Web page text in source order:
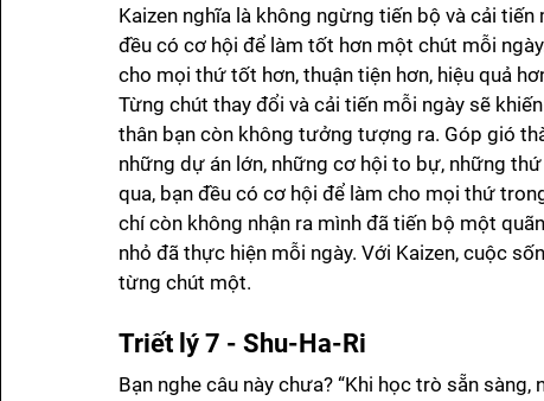
Kaizen nghĩa là không ngừng tiến bộ và cải
đều có cơ hội để làm tốt hơn một chút mỗi
cho mọi thứ tốt hơn, thuận tiện hơn, hiệu quả
Từng chút thay đổi và cải tiến mỗi ngày sẽ
thân bạn còn không tưởng tượng ra. Góp gió
những dự án lớn, những cơ hội to bự, những
qua, bạn đều có cơ hội để làm cho mọi thứ
chí còn không nhận ra mình đã tiến bộ một
nhỏ đã thực hiện mỗi ngày. Với Kaizen, cuộc
từng chút một.
Triết lý 7 - Shu-Ha-Ri
Bạn nghe câu này chưa? “Khi học trò sẵn